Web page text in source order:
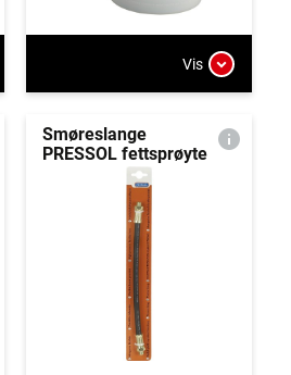
Vis
Smøreslange
PRESSOL fettsprøyte